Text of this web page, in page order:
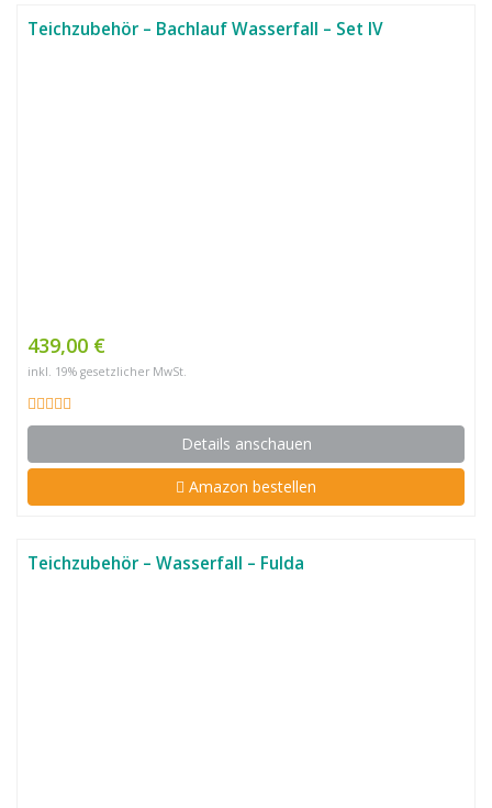
Teichzubehör – Bachlauf Wasserfall – Set IV
439,00 €
inkl. 19% gesetzlicher MwSt.
Details anschauen
Amazon bestellen
Teichzubehör – Wasserfall – Fulda